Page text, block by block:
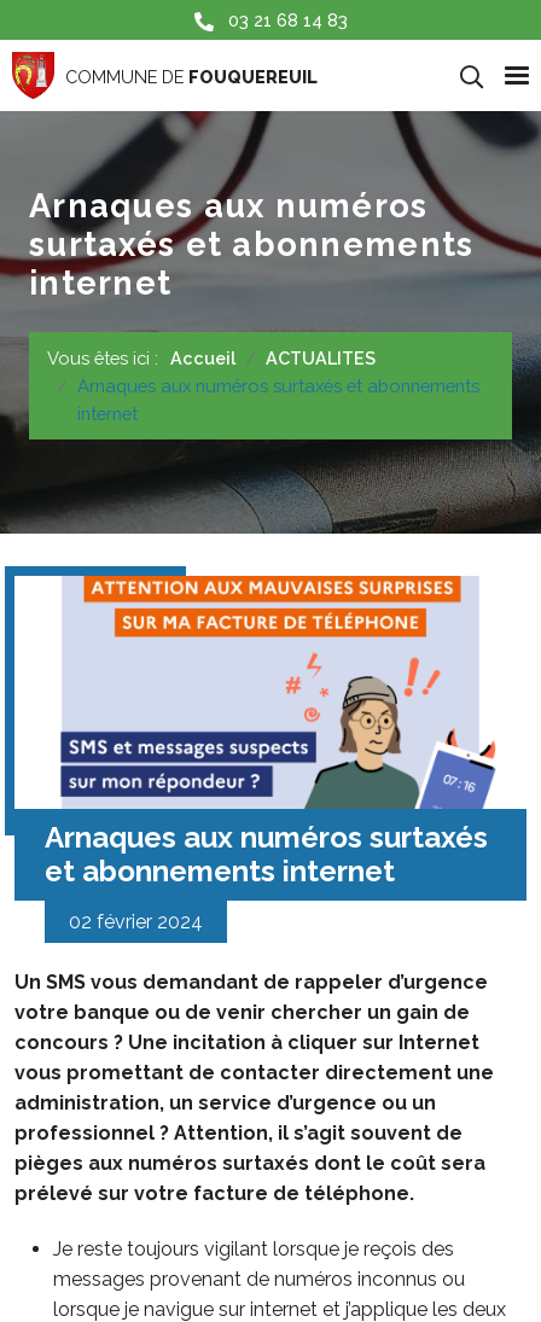
Aller au contenu principal
03 21 68 14 83
COMMUNE DE FOUQUEREUIL
Arnaques aux numéros
surtaxés et abonnements
internet
Vous êtes ici : Accueil
ACTUALITES
Arnaques aux numéros surtaxés et abonnements
internet
Arnaques aux numéros surtaxés
et abonnements internet
02 février 2024
Un SMS vous demandant de rappeler d’urgence
votre banque ou de venir chercher un gain de
concours ? Une incitation à cliquer sur Internet
vous promettant de contacter directement une
administration, un service d’urgence ou un
professionnel ? Attention, il s’agit souvent de
pièges aux numéros surtaxés dont le coût sera
prélevé sur votre facture de téléphone.
Je reste toujours vigilant lorsque je reçois des
messages provenant de numéros inconnus ou
lorsque je navigue sur internet et j’applique les deux